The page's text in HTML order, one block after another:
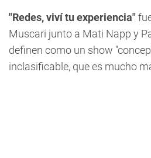
"Redes, viví tu experiencia"
Muscari junto a Mati Napp y
definen como un show
inclasificable, que es mucho